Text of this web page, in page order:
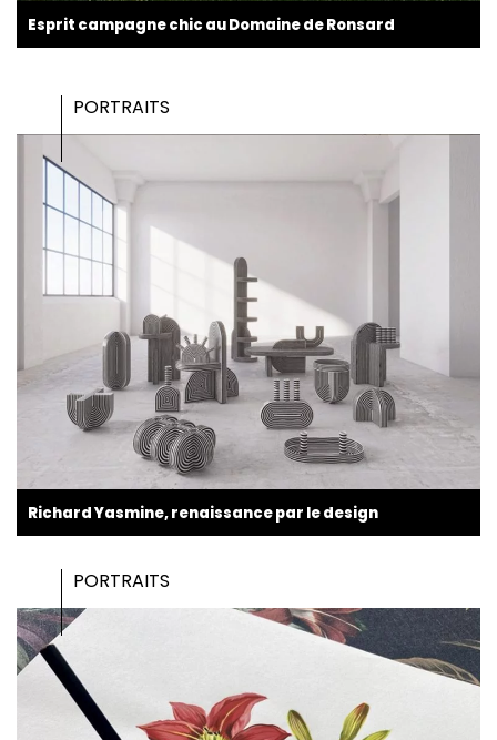
Esprit campagne chic au Domaine de Ronsard
PORTRAITS
Richard Yasmine, renaissance par le design
PORTRAITS